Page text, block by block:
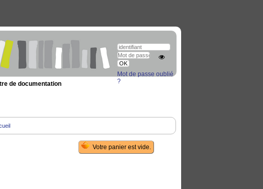
de documentation
Mot de passe oublié
?